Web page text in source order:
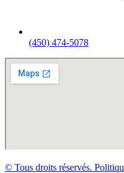
(450) 474-5078
© Tous droits réservés.